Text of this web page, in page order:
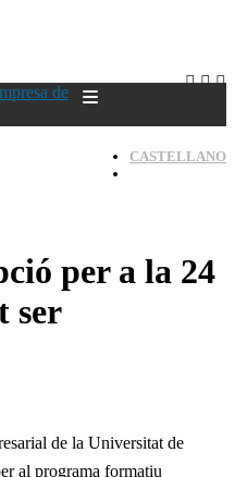
CASTELLANO
per a la 24
ser
de la Universitat de
al programa formatiu